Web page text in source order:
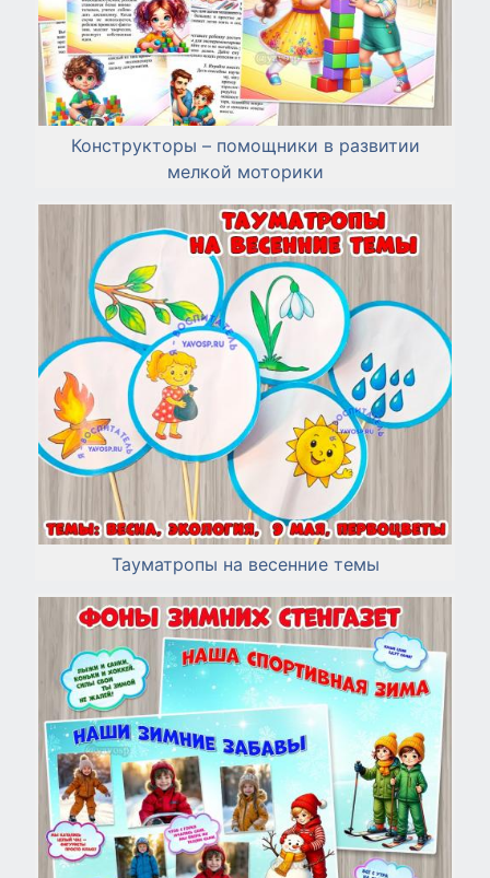
Конструкторы – помощники в развитии
мелкой моторики
Тауматропы на весенние темы